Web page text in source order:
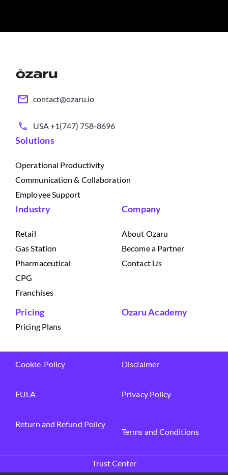
contact@ozaru.io
USA +1(747) 758-8696
Solutions
Operational Productivity
Communication & Collaboration
Employee Support
Industry
Retail
Gas Station
Pharmaceutical
CPG
Franchises
Company
About Ozaru
Become a Partner
Contact Us
Pricing
Pricing Plans
Ozaru Academy
Cookie-Policy Disclaimer
EULA Privacy Policy
Return and Refund Policy
Terms and Conditions
Trust Center